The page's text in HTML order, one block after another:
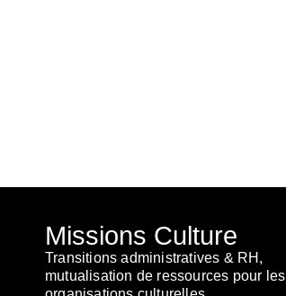
Missions Culture
Transitions administratives & RH,
mutualisation de ressources pour les